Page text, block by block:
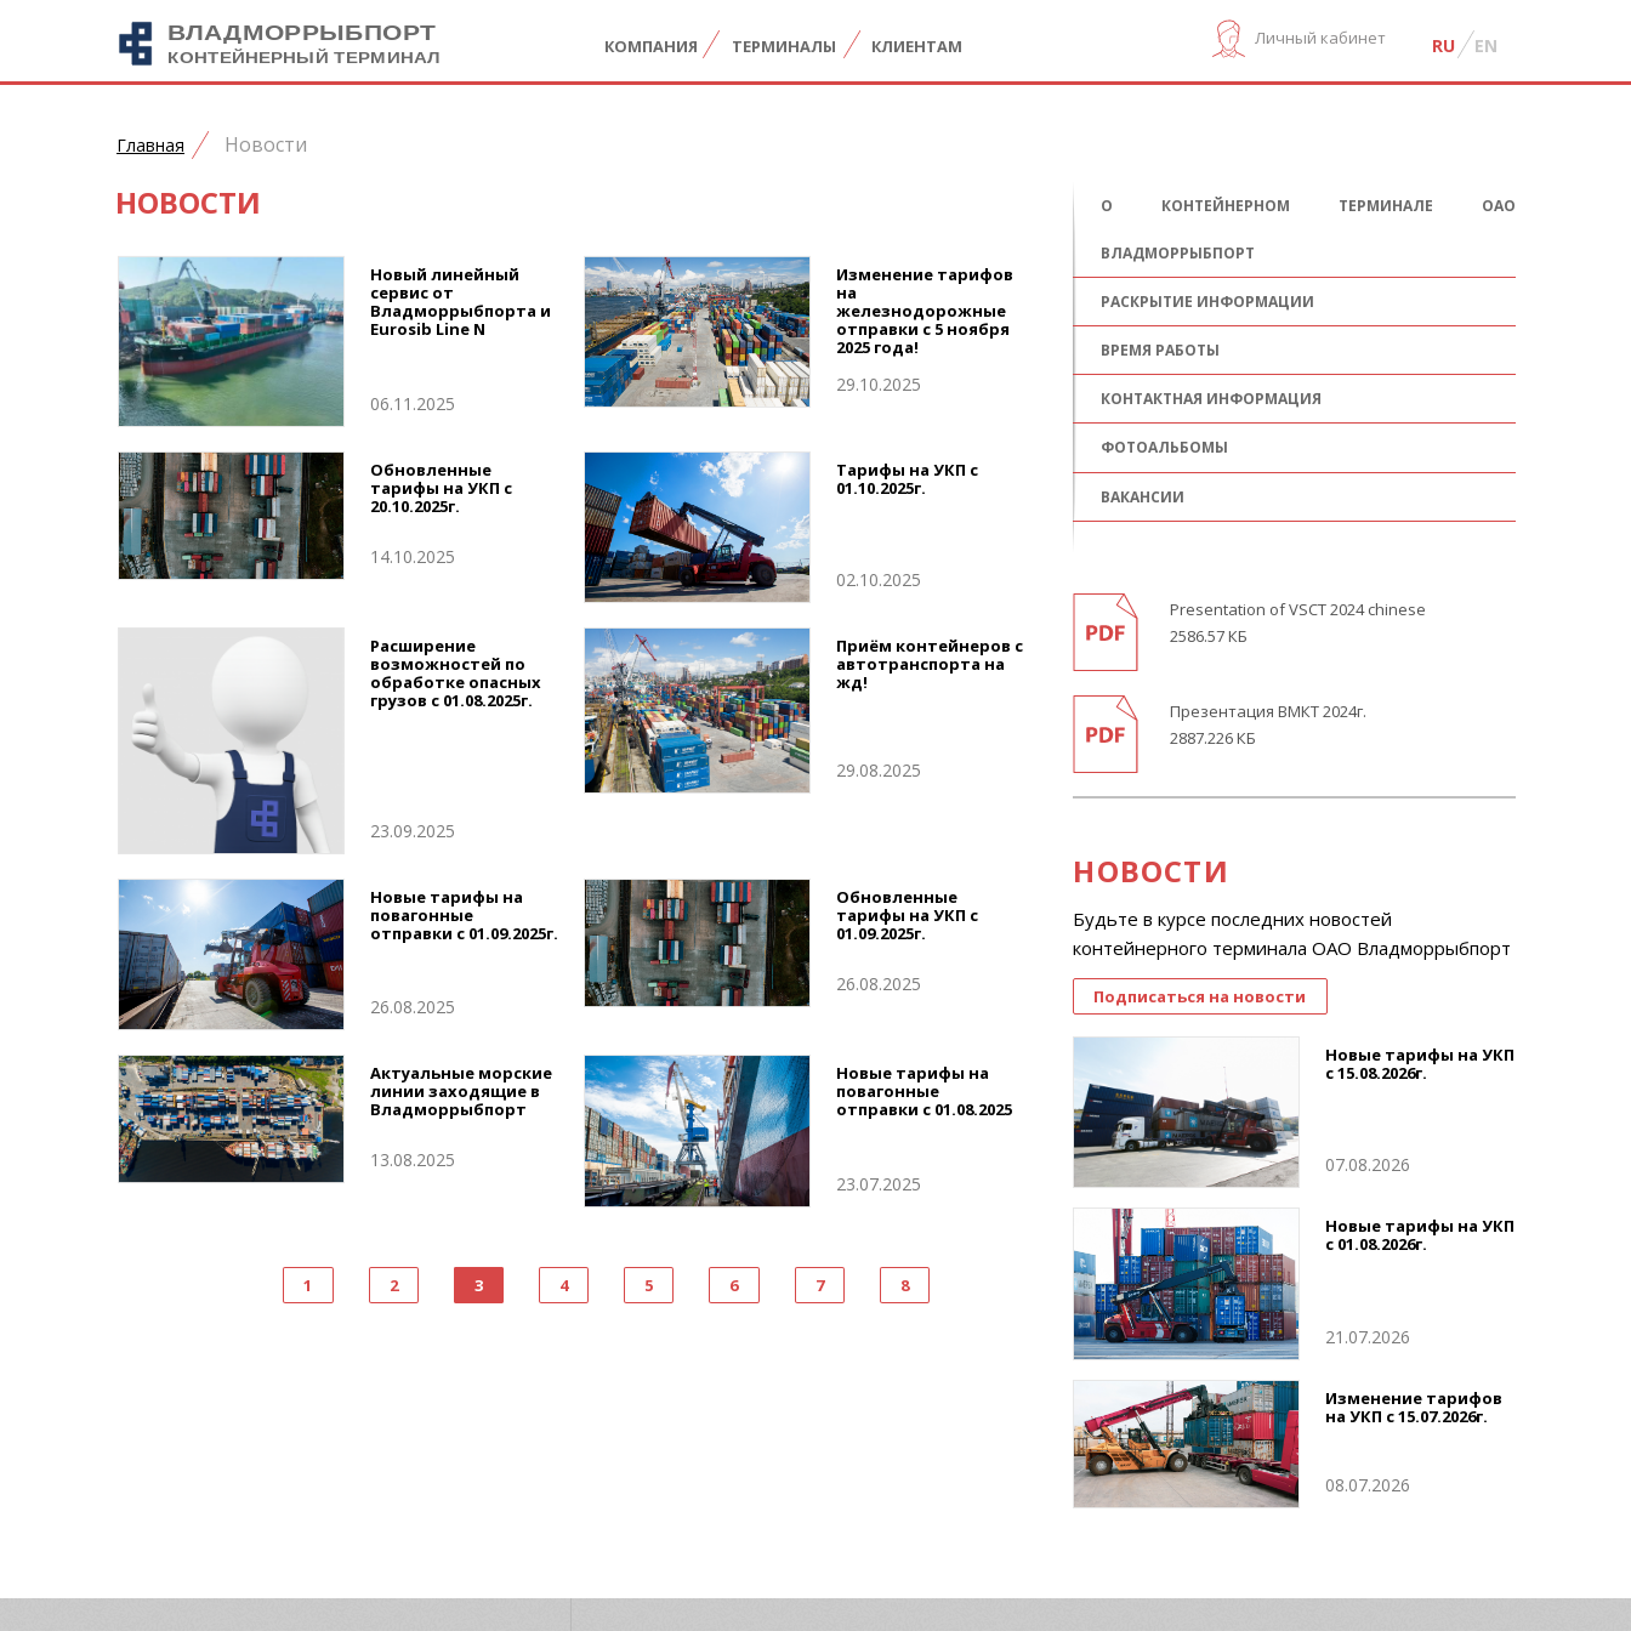
КОМПАНИЯ ТЕРМИНАЛЫ КЛИЕНТАМ Личный кабинет RU EN
Главная Новости
НОВОСТИ
Новый линейный
сервис от
Владморрыбпорта и
Eurosib Line N
06.11.2025
Изменение тарифов
на
железнодорожные
отправки с 5 ноября
2025 года!
29.10.2025
Обновленные
тарифы на УКП с
20.10.2025г.
14.10.2025
Тарифы на УКП с
01.10.2025г.
02.10.2025
Расширение
возможностей по
обработке опасных
грузов с 01.08.2025г.
23.09.2025
Приём контейнеров с
автотранспорта на
жд!
29.08.2025
Новые тарифы на
повагонные
отправки с 01.09.2025г.
26.08.2025
Обновленные
тарифы на УКП с
01.09.2025г.
26.08.2025
Актуальные морские
линии заходящие в
Владморрыбпорт
13.08.2025
Новые тарифы на
повагонные
отправки с 01.08.2025
23.07.2025
1 2 3 4 5 6 7 8
О КОНТЕЙНЕРНОМ ТЕРМИНАЛЕ ОАО
ВЛАДМОРРЫБПОРТ
РАСКРЫТИЕ ИНФОРМАЦИИ
ВРЕМЯ РАБОТЫ
КОНТАКТНАЯ ИНФОРМАЦИЯ
ФОТОАЛЬБОМЫ
ВАКАНСИИ
Presentation of VSCT 2024 chinese
2586.57 КБ
Презентация ВМКТ 2024г.
2887.226 КБ
НОВОСТИ
Будьте в курсе последних новостей
контейнерного терминала ОАО Владморрыбпорт
Подписаться на новости
Новые тарифы на УКП
с 15.08.2026г.
07.08.2026
Новые тарифы на УКП
с 01.08.2026г.
21.07.2026
Изменение тарифов
на УКП с 15.07.2026г.
08.07.2026